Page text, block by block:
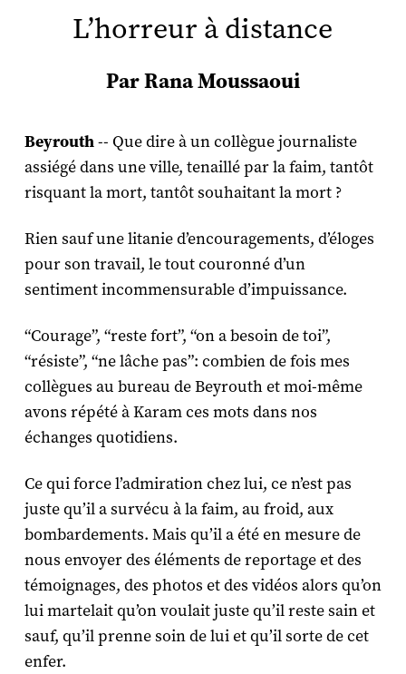
L’horreur à distance
Par Rana Moussaoui
Beyrouth-- Que dire à un collègue journaliste
assiégé dans une ville, tenaillé par la faim, tantôt
risquant la mort, tantôt souhaitant la mort ?
Rien sauf une litanie d’encouragements, d’éloges
pour son travail, le tout couronné d’un
sentiment incommensurable d’impuissance.
“Courage”, “reste fort”, “on a besoin de toi”,
“résiste”, “ne lâche pas”: combien de fois mes
collègues au bureau de Beyrouth et moi-même
avons répété à Karam ces mots dans nos
échanges quotidiens.
Ce qui force l’admiration chez lui, ce n’est pas
juste qu’il a survécu à la faim, au froid, aux
bombardements. Mais qu’il a été en mesure de
nous envoyer des éléments de reportage et des
témoignages, des photos et des vidéos alors qu’on
lui martelait qu’on voulait juste qu’il reste sain et
sauf, qu’il prenne soin de lui et qu’il sorte de cet
enfer.